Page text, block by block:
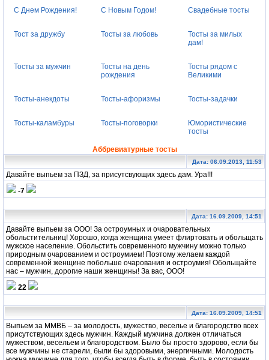
С Днем Рождения! С Новым Годом! Свадебные тосты
Тост за дружбу Тосты за любовь
Тосты за милых
дам!
Тосты за мужчин
Тосты на день
рождения
Тосты рядом с
Великими
Тосты-анекдоты Тосты-афоризмы Тосты-задачки
Тосты-каламбуры Тосты-поговорки
Юмористические
тосты
Аббревиатурные тосты
Дата: 06.09.2013, 11:53
Давайте выпьем за ПЗД, за присутсвующих здесь дам. Ура!!!
-7
Дата: 16.09.2009, 14:51
Давайте выпьем за ООО! За остроумных и очаровательных
обольстительниц! Хорошо, когда женщина умеет флиртовать и обольщать
мужское население. Обольстить современного мужчину можно только
природным очарованием и остроумием! Поэтому желаем каждой
современной женщине побольше очарования и остроумия! Обольщайте
нас – мужчин, дорогие наши женщины! За вас, ООО!
22
Дата: 16.09.2009, 14:51
Выпьем за ММВБ – за молодость, мужество, веселье и благородство всех
присутствующих здесь мужчин. Каждый мужчина должен отличаться
мужеством, весельем и благородством. Было бы просто здорово, если бы
все мужчины не старели, были бы здоровыми, энергичными. Молодость